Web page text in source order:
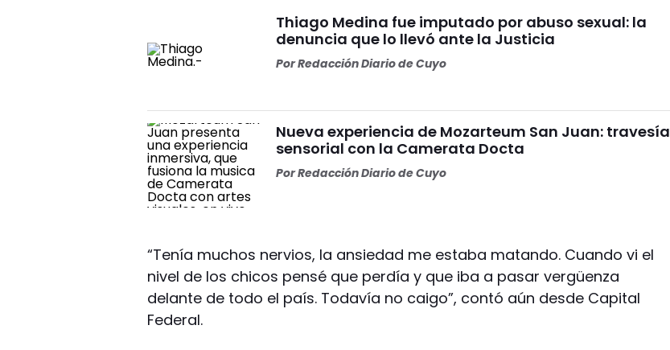
Thiago Medina fue imputado por abuso sexual: la
denuncia que lo llevó ante la Justicia
PorRedacción Diario de Cuyo
Nueva experiencia de Mozarteum San Juan: travesía
sensorial con la Camerata Docta
PorRedacción Diario de Cuyo
“Tenía muchos nervios, la ansiedad me estaba matando. Cuando vi el
nivel de los chicos pensé que perdía y que iba a pasar vergüenza
delante de todo el país. Todavía no caigo”, contó aún desde Capital
Federal.